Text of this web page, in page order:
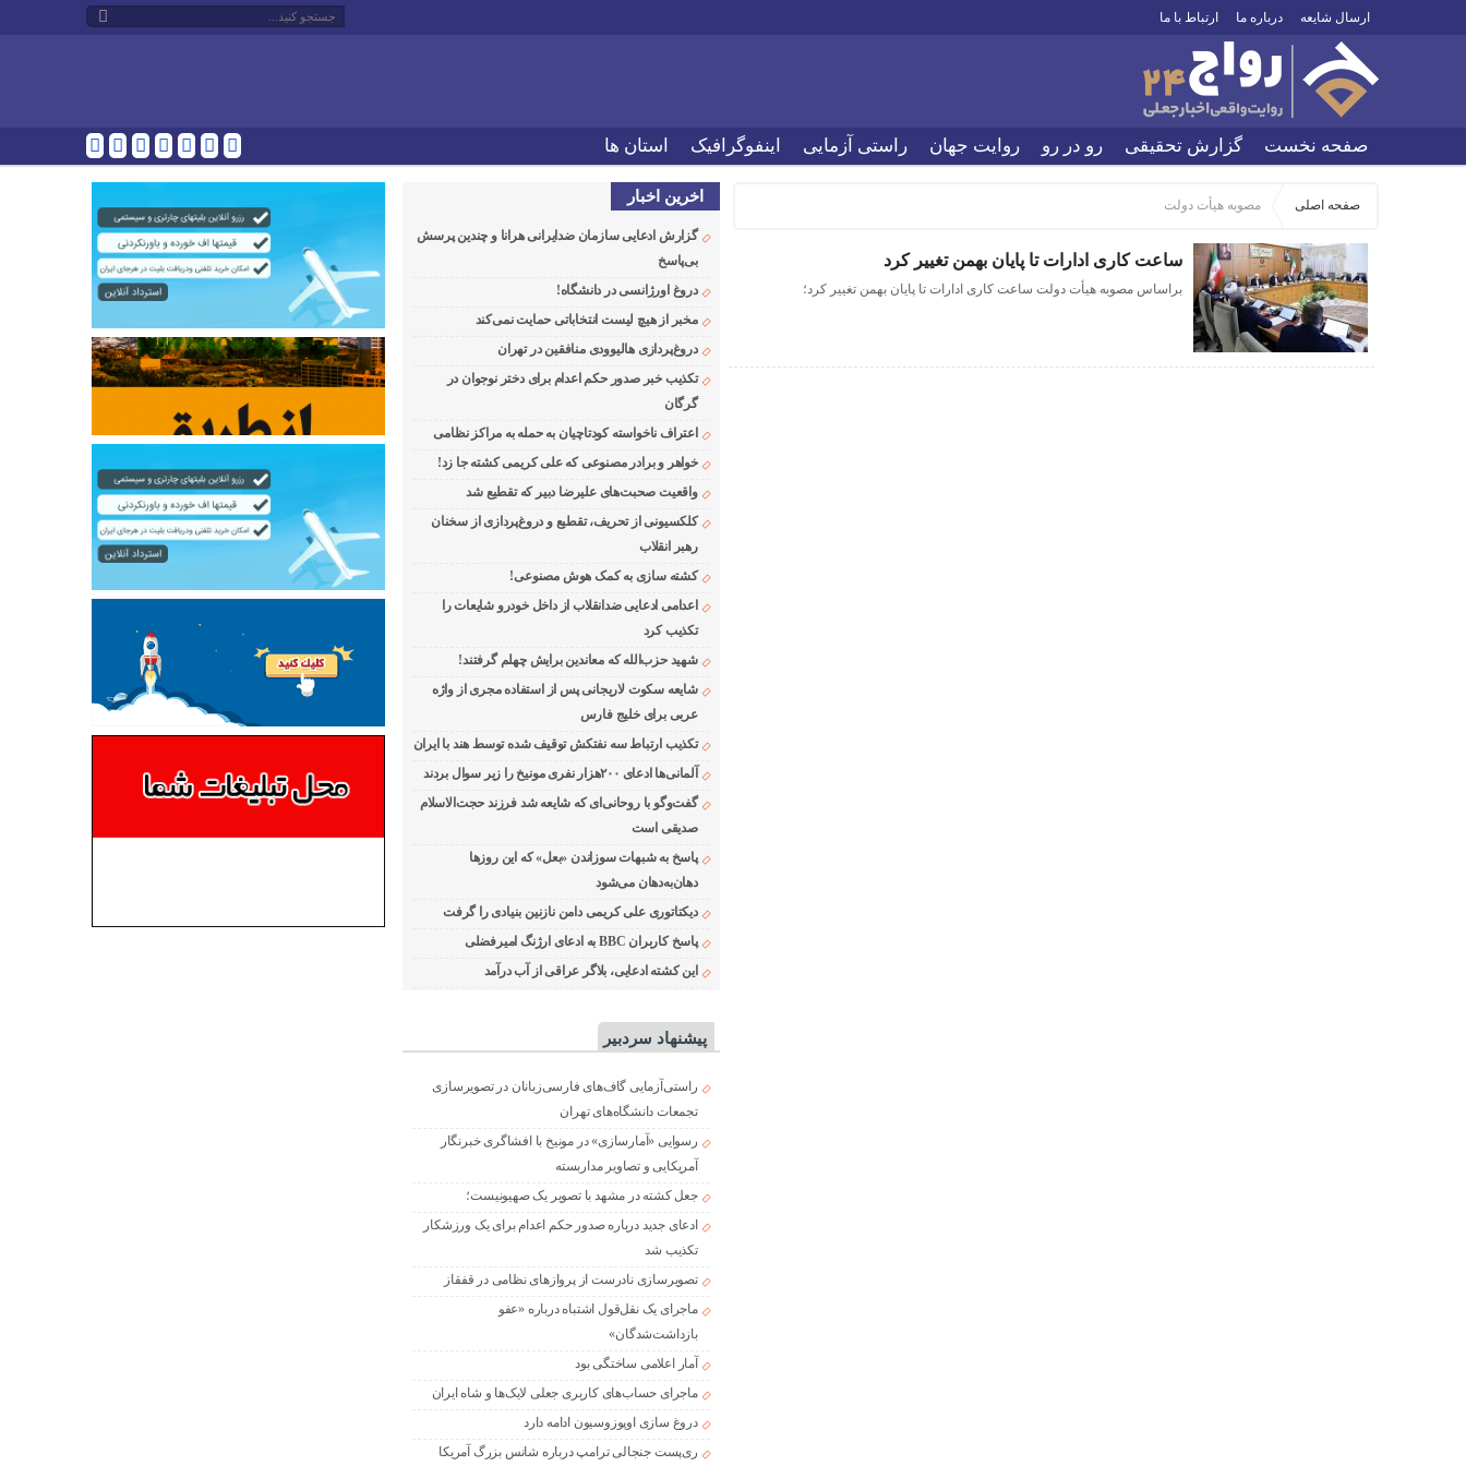
ارسال شایعه درباره ما ارتباط با ما
صفحه نخست گزارش تحقیقی رو در رو روایت جهان راستی آزمایی اینفوگرافیک استان ها
صفحه اصلی مصوبه‌ هیأت دولت
ساعت‌ کاری ادارات تا پایان بهمن تغییر کرد
براساس‌ مصوبه‌ هیأت دولت ساعت‌ کاری ادارات‌ تا پایان بهمن تغيير کرد؛
اخرین اخبار
گزارش ادعایی سازمان ضدایرانی هرانا و چندین پرسش
بی‌پاسخ
دروغ اورژانسی در دانشگاه!
مخبر از هیچ لیست انتخاباتی حمایت نمی‌کند
دروغ‌پردازی هالیوودی منافقین در تهران
تکذیب خبر صدور حکم اعدام برای دختر نوجوان در
گرگان
اعتراف ناخواسته کودتاچیان به حمله به مراکز نظامی
خواهر و برادر مصنوعی که علی کریمی کشته جا زد!
واقعیت صحبت‌های علیرضا دبیر که تقطیع شد
کلکسیونی از تحریف، تقطیع و دروغ‌پردازی از سخنان
رهبر انقلاب
کشته سازی به کمک هوش مصنوعی!
اعدامی ادعایی ضدانقلاب از داخل خودرو شایعات را
تکذیب کرد
شهید حزب‌الله که معاندین برایش چهلم گرفتند!
شایعه سکوت لاریجانی پس از استفاده مجری از واژه
عربی برای خلیج فارس
تکذیب ارتباط سه نفتکش توقیف شده توسط هند با ایران
آلمانی‌ها ادعای ۲۰۰هزار نفری مونیخ را زیر سوال بردند
گفت‌وگو با روحانی‌ای که شایعه شد فرزند حجت‌الاسلام
صدیقی است
پاسخ به شبهات سوزاندن «بعل» که این روزها
دهان‌به‌دهان می‌شود
دیکتاتوری علی کریمی دامن نازنین بنیادی را گرفت
پاسخ کاربران BBC به ادعای ارژنگ امیرفضلی
این کشته ادعایی، بلاگر عراقی از آب درآمد
پیشنهاد سردبیر
راستی‌آزمایی گاف‌های فارسی‌زبانان در تصویرسازی
تجمعات دانشگاه‌های تهران
رسوایی «آمارسازی» در مونیخ با افشاگری خبرنگار
آمریکایی و تصاویر مداربسته
جعل کشته در مشهد با تصویر یک صهیونیست؛
ادعای جدید درباره صدور حکم اعدام برای یک ورزشکار
تکذیب شد
تصویرسازی نادرست از پروازهای نظامی در قفقاز
ماجرای یک نقل‌قول اشتباه درباره «عفو
بازداشت‌شدگان»
آمار اعلامی ساختگی بود
ماجرای حساب‌های کاربری جعلی لایک‌ها و شاه ایران
دروغ سازی اوپوزوسیون ادامه دارد
ری‌پست جنجالی ترامپ درباره شانس بزرگ آمریکا